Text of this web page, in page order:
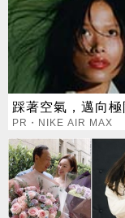
踩著空氣，邁向
PR・NIKE AIR MAX